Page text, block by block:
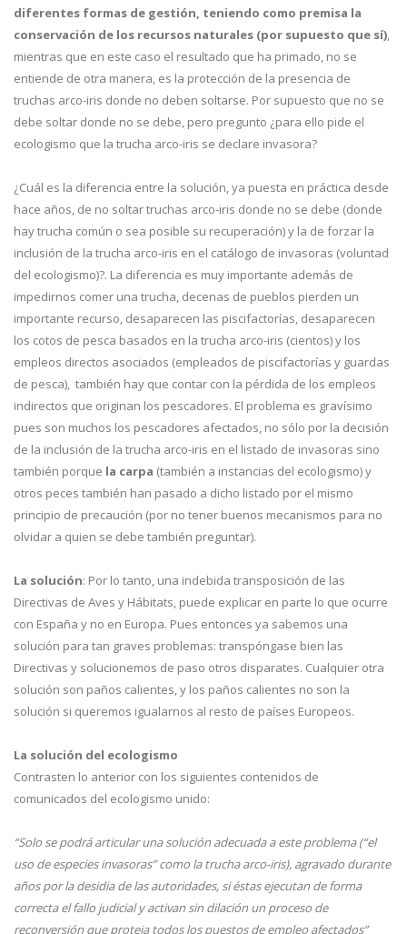
diferentes formas de gestión, teniendo como premisa la
conservación de los recursos naturales (por supuesto que sí),
mientras que en este caso el resultado que ha primado, no se
entiende de otra manera, es la protección de la presencia de
truchas arco-iris donde no deben soltarse. Por supuesto que no se
debe soltar donde no se debe, pero pregunto ¿para ello pide el
ecologismo que la trucha arco-iris se declare invasora?
¿Cuál es la diferencia entre la solución, ya puesta en práctica desde
hace años, de no soltar truchas arco-iris donde no se debe (donde
hay trucha común o sea posible su recuperación) y la de forzar la
inclusión de la trucha arco-iris en el catálogo de invasoras (voluntad
del ecologismo)?. La diferencia es muy importante además de
impedirnos comer una trucha, decenas de pueblos pierden un
importante recurso, desaparecen las piscifactorías, desaparecen
los cotos de pesca basados en la trucha arco-iris (cientos) y los
empleos directos asociados (empleados de piscifactorías y guardas
de pesca), también hay que contar con la pérdida de los empleos
indirectos que originan los pescadores. El problema es gravísimo
pues son muchos los pescadores afectados, no sólo por la decisión
de la inclusión de la trucha arco-iris en el listado de invasoras sino
también porque la carpa (también a instancias del ecologismo) y
otros peces también han pasado a dicho listado por el mismo
principio de precaución (por no tener buenos mecanismos para no
olvidar a quien se debe también preguntar).
La solución: Por lo tanto, una indebida transposición de las
Directivas de Aves y Hábitats, puede explicar en parte lo que ocurre
con España y no en Europa. Pues entonces ya sabemos una
solución para tan graves problemas: transpóngase bien las
Directivas y solucionemos de paso otros disparates. Cualquier otra
solución son paños calientes, y los paños calientes no son la
solución si queremos igualarnos al resto de países Europeos.
La solución del ecologismo
Contrasten lo anterior con los siguientes contenidos de
comunicados del ecologismo unido:
“Solo se podrá articular una solución adecuada a este problema (“el
uso de especies invasoras” como la trucha arco-iris), agravado durante
años por la desidia de las autoridades, si éstas ejecutan de forma
correcta el fallo judicial y activan sin dilación un proceso de
reconversión que proteja todos los puestos de empleo afectados”